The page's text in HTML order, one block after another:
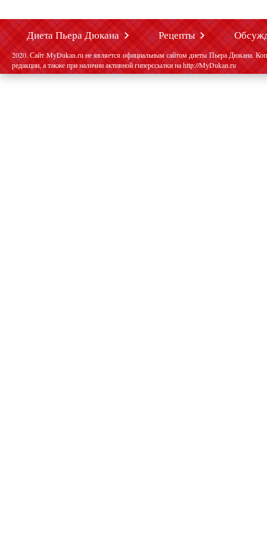
Диета Пьера Дюкана Рецепты
2020. Сайт MyDukan.ru не является официальным сайтом диеты Пьера Дюкана.
редакции, а также при наличии активной гиперссылки на http://MyDukan.ru